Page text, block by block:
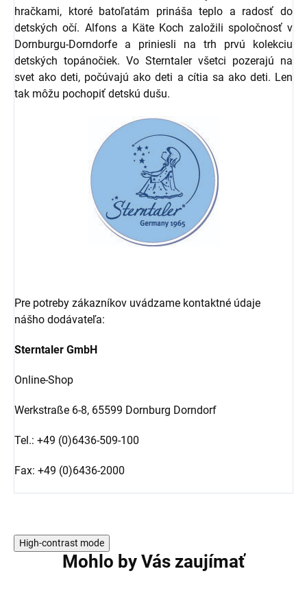
hračkami, ktoré batoľatám prináša teplo a radosť do
detských očí. Alfons a Käte Koch založili spoločnosť v
Dornburgu-Dorndorfe a priniesli na trh prvú kolekciu
detských topánočiek. Vo Sterntaler všetci pozerajú na
svet ako deti, počúvajú ako deti a cítia sa ako deti. Len
tak môžu pochopiť detskú dušu.
Pre potreby zákazníkov uvádzame kontaktné údaje
nášho dodávateľa:
Sterntaler GmbH
Online-Shop
Werkstraße 6-8, 65599 Dornburg Dorndorf
Tel.: +49 (0)6436-509-100
Fax: +49 (0)6436-2000
High-contrast mode
Mohlo by Vás zaujímať